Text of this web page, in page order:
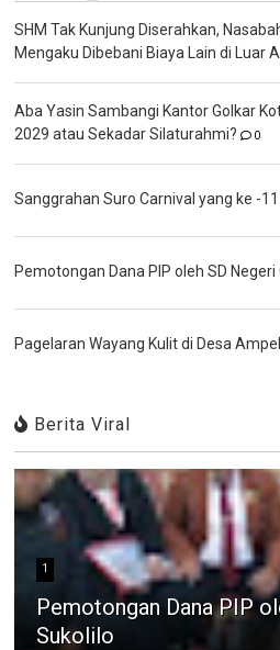
SHM Tak Kunjung Diserahkan,
Mengaku Dibebani Biaya Lain di Luar
Aba Yasin Sambangi Kantor Golkar
2029 atau Sekadar Silaturahmi?
0
Sanggrahan Suro Carnival yang ke -11
Pemotongan Dana PIP oleh SD
Pagelaran Wayang Kulit di Desa
Berita Viral
1
Pemotongan Dana PIP
Sukolilo